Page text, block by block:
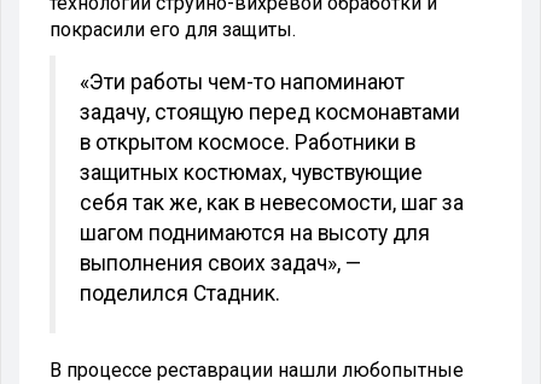
покрасили его для защиты.
«Эти работы чем-то напоминают
задачу, стоящую перед космонавтами
в открытом космосе. Работники в
защитных костюмах, чувствующие
себя так же, как в невесомости, шаг за
шагом поднимаются на высоту для
выполнения своих задач», —
поделился Стадник.
В процессе реставрации нашли любопытные